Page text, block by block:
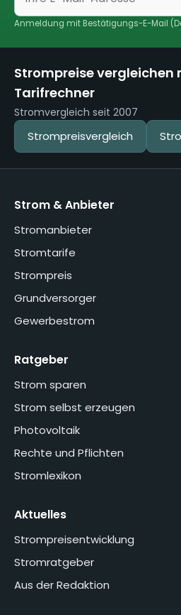
Anmeldung mit Bestätigungs-E-Mail
Strompreise vergleichen
Tarifrechner
Stromvergleich seit 2007
Strompreisvergleich
Strom & Anbieter
Stromanbieter
Stromtarife
Strompreis
Grundversorger
Gewerbestrom
Ratgeber
Strom sparen
Strom selbst erzeugen
Photovoltaik
Rechte und Pflichten
Stromlexikon
Aktuelles
Strompreisentwicklung
Stromratgeber
Aus der Redaktion